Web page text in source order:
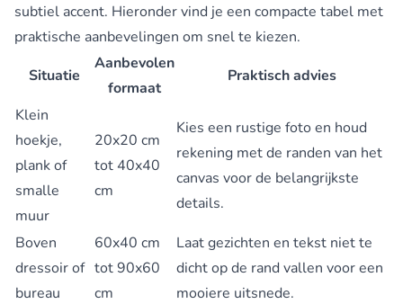
subtiel accent. Hieronder vind je een compacte tabel met
praktische aanbevelingen om snel te kiezen.
Situatie
Aanbevolen
formaat
Praktisch advies
Klein
hoekje,
plank of
smalle
muur
20x20 cm
tot 40x40
cm
Kies een rustige foto en houd
rekening met de randen van het
canvas voor de belangrijkste
details.
Boven
dressoir of
bureau
60x40 cm
tot 90x60
cm
Laat gezichten en tekst niet te
dicht op de rand vallen voor een
mooiere uitsnede.